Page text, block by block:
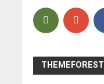
THEMEFOREST